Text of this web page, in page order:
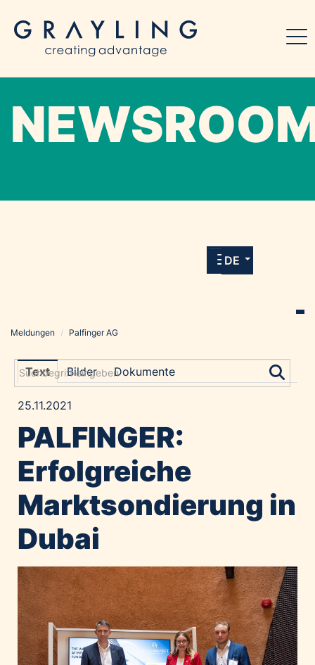
allen Meldungen und Downloads unserer
DE
Grayling Agentur
Alawyer
Amadeus Austrian Music Awards
Constantia Flexibles
Costa Kreuzfahrten
Emirates
Expo 2025 Osaka
Financial Times
GE HealthCare
Home of Work
Huawei Consumer Business Group
Meldungen / Palfinger AG
Text Bilder Dokumente
25.11.2021
PALFINGER:
Erfolgreiche
Marktsondierung in
Dubai